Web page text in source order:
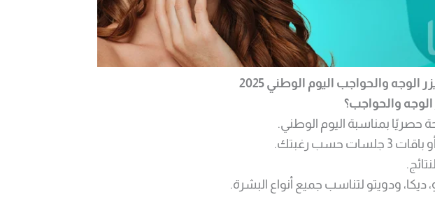
والحواجب اليوم الوطني 2025
الوجه والحواجب؟
حصريًا بمناسبة اليوم الوطني.
حسب رغبتك.
ديكا، ودويتو لتناسب جميع أنواع البشرة.